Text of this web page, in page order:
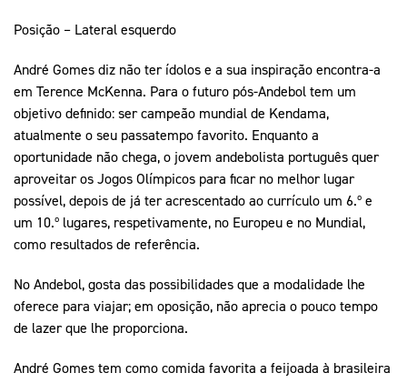
Posição – Lateral esquerdo
André Gomes diz não ter ídolos e a sua inspiração encontra-a
em Terence McKenna. Para o futuro pós-Andebol tem um
objetivo definido: ser campeão mundial de Kendama,
atualmente o seu passatempo favorito. Enquanto a
oportunidade não chega, o jovem andebolista português quer
aproveitar os Jogos Olímpicos para ficar no melhor lugar
possível, depois de já ter acrescentado ao currículo um 6.º e
um 10.º lugares, respetivamente, no Europeu e no Mundial,
como resultados de referência.
No Andebol, gosta das possibilidades que a modalidade lhe
oferece para viajar; em oposição, não aprecia o pouco tempo
de lazer que lhe proporciona.
André Gomes tem como comida favorita a feijoada à brasileira